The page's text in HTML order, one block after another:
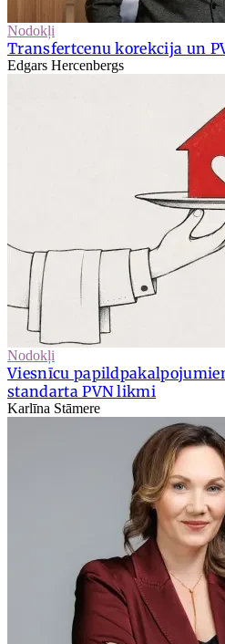
Nodokļi
Transfertcenu korekcija un
Edgars Hercenbergs
Nodokļi
Viesnīcu
standarta PVN likmi
Karlīna Stāmere